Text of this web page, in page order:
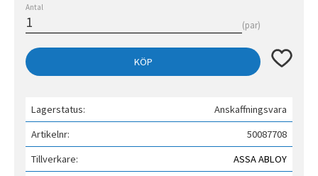
Antal
par
KÖP Lägg till
Lagerstatus
Anskaffningsvara
Artikelnr
50087708
Tillverkare
ASSA ABLOY